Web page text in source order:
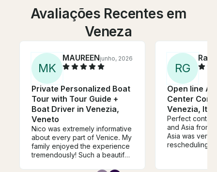
Avaliações Recentes em
Veneza
MK
MAUREENjunho, 2026
Private Personalized Boat
Tour with Tour Guide +
Boat Driver in Venezia,
Veneto
Nico was extremely informative
about every part of Venice. My
family enjoyed the experience
tremendously! Such a beautiful
RG
Open line
Center
Venezia,
Perfect
and Asia from
Asia was very
rescheduling